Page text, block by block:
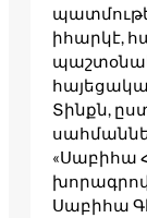
իհարկէ,
Տինքն,
«Սաբիհա
Սաբիհա